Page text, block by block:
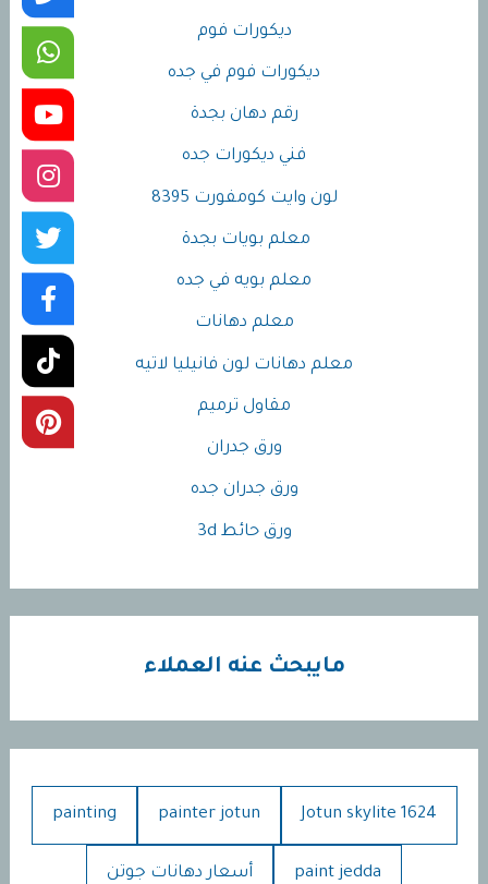
ديكورات فوم
ديكورات فوم في جده
رقم دهان بجدة
فني ديكورات جده
لون وايت كومفورت 8395
معلم بويات بجدة
معلم بويه في جده
معلم دهانات
معلم دهانات لون فانيليا لاتيه
مقاول ترميم
ورق جدران
ورق جدران جده
ورق حائط 3d
مايبحث عنه العملاء
Jotun skylite 1624
painter jotun
painting
paint jedda أسعار دهانات جوتن